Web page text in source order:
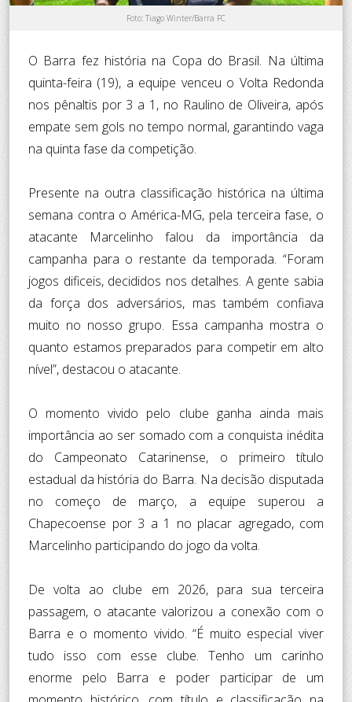
Foto: Tiago Winter/Barra FC
O Barra fez história na Copa do Brasil. Na última
quinta-feira (19), a equipe venceu o Volta Redonda
nos pênaltis por 3 a 1, no Raulino de Oliveira, após
empate sem gols no tempo normal, garantindo vaga
na quinta fase da competição.
Presente na outra classificação histórica na última
semana contra o América-MG, pela terceira fase, o
atacante Marcelinho falou da importância da
campanha para o restante da temporada. “Foram
jogos dificeis, decididos nos detalhes. A gente sabia
da força dos adversários, mas também confiava
muito no nosso grupo. Essa campanha mostra o
quanto estamos preparados para competir em alto
nível”, destacou o atacante.
O momento vivido pelo clube ganha ainda mais
importância ao ser somado com a conquista inédita
do Campeonato Catarinense, o primeiro título
estadual da história do Barra. Na decisão disputada
no começo de março, a equipe superou a
Chapecoense por 3 a 1 no placar agregado, com
Marcelinho participando do jogo da volta.
De volta ao clube em 2026, para sua terceira
passagem, o atacante valorizou a conexão com o
Barra e o momento vivido. “É muito especial viver
tudo isso com esse clube. Tenho um carinho
enorme pelo Barra e poder participar de um